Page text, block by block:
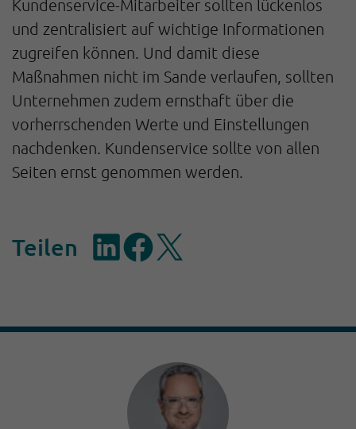
Kundenservice-Mitarbeiter sollten lückenlos
und zentralisiert auf wichtige Informationen
zugreifen können. Und damit diese
Maßnahmen nicht im Sande verlaufen, sollten
Unternehmen zudem ernsthaft über die
vorherrschenden Werte und Einstellungen
nachdenken. Kundenservice sollte von allen
Seiten ernst genommen werden.
Teilen